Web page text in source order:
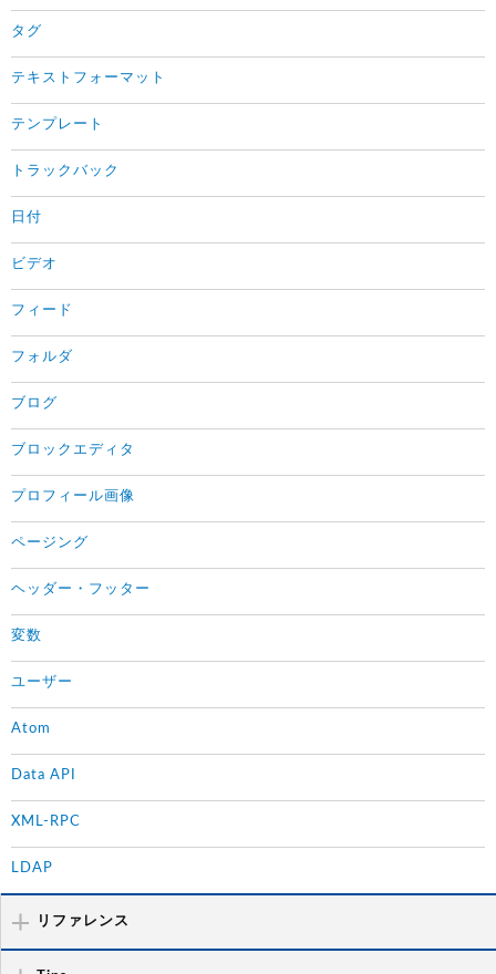
タグ
テキストフォーマット
テンプレート
トラックバック
日付
ビデオ
フィード
フォルダ
ブログ
ブロックエディタ
プロフィール画像
ページング
ヘッダー・フッター
変数
ユーザー
Atom
Data API
XML-RPC
LDAP
リファレンス